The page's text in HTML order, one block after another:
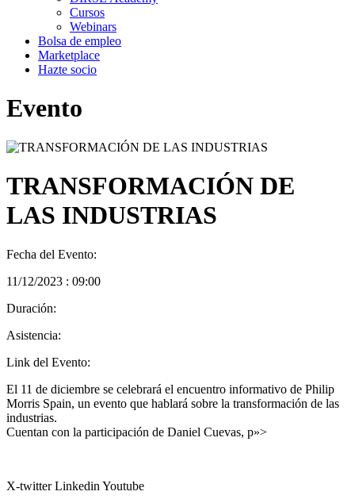
Cursos
Webinars
Bolsa de empleo
Marketplace
Hazte socio
Evento
TRANSFORMACIÓN DE
LAS INDUSTRIAS
Fecha del Evento:
11/12/2023 : 09:00
Duración:
Asistencia:
Link del Evento:
El 11 de diciembre se celebrará el encuentro informativo de Philip
Morris Spain, un evento que hablará sobre la transformación de las
industrias.
Cuentan con la participación de Daniel Cuevas, p»>
X-twitter Linkedin Youtube